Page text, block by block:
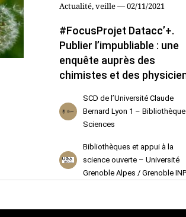
Actualité, veille — 02/11/2021
#FocusProjet Datacc’+.
Publier l’impubliable : une
enquête auprès des
chimistes et des
SCD de l’Université Claude
Bernard Lyon 1 –
Sciences
Bibliothèques et appui à la
science ouverte – Université
Grenoble Alpes / Grenoble INP